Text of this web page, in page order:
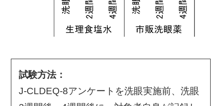
試験方法：
J-CLDEQ-8アンケートを洗眼実施前、洗眼